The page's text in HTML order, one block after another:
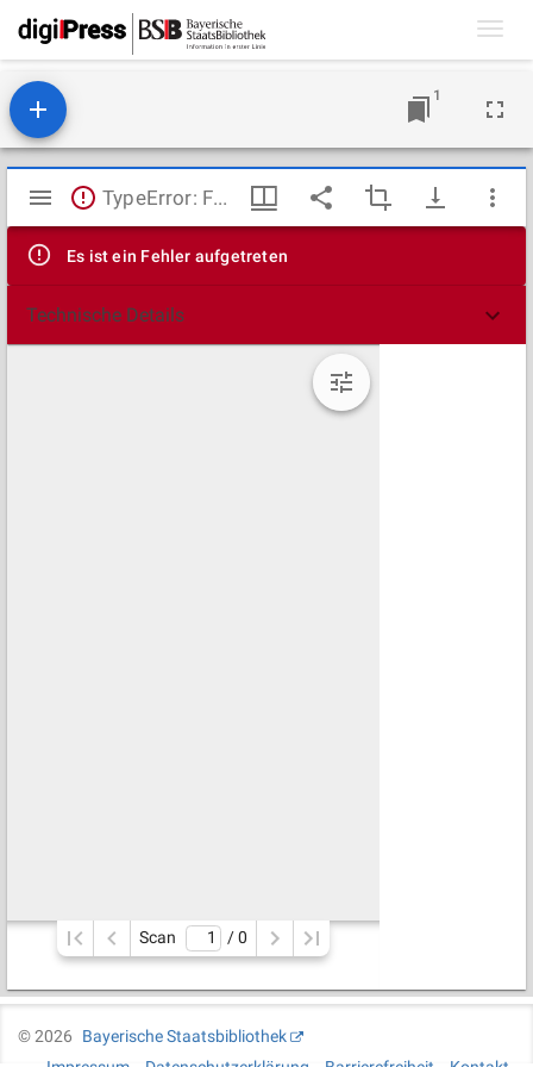
1
Mirador
Viewer
TypeError: Failed to fetch
Es ist ein Fehler aufgetreten
Technische Details
Scan / 0
©2026
Bayerische Staatsbibliothek